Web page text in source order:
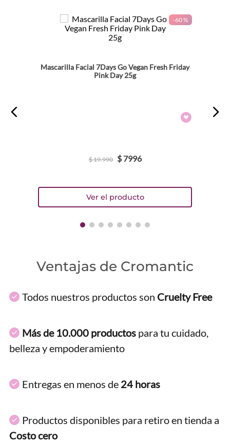
-60 %
Mascarilla Facial 7Days Go Vegan Fresh Friday
Pink Day 25g
$19.990 $ 7996
Ventajas de Cromantic
Todos nuestros productos son Cruelty Free
Más de 10.000 productos para tu cuidado,
belleza y empoderamiento
Entregas en menos de 24 horas
Productos disponibles para retiro en tienda a
Costo cero